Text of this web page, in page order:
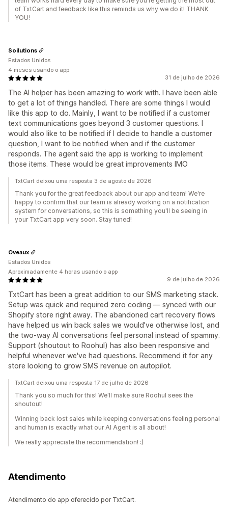
of TxtCart and feedback like this reminds us why we do it! THANK
YOU!
31 de julho de 2026
The AI helper has been amazing to work with. I have been able
to get a lot of things handled. There are some things I would
like this app to do. Mainly, I want to be notified if a customer
text communications goes beyond 3 customer questions. I
would also like to be notified if I decide to handle a customer
question, I want to be notified when and if the customer
responds. The agent said the app is working to implement
those items. These would be great improvements IMO
Soilutions
Estados Unidos
4 meses usando o app
TxtCart deixou uma resposta 3 de agosto de 2026
Thank you for the great feedback about our app and team! We're
happy to confirm that our team is already working on a notification
system for conversations, so this is something you'll be seeing in
your TxtCart app very soon. Stay tuned!
9 de julho de 2026
TxtCart has been a great addition to our SMS marketing stack.
Setup was quick and required zero coding — synced with our
Shopify store right away. The abandoned cart recovery flows
have helped us win back sales we would've otherwise lost, and
the two-way AI conversations feel personal instead of spammy.
Support (shoutout to Roohul) has also been responsive and
helpful whenever we've had questions. Recommend it for any
store looking to grow SMS revenue on autopilot.
Oveaux
Estados Unidos
Aproximadamente 4 horas usando o app
TxtCart deixou uma resposta 17 de julho de 2026
Thank you so much for this! We'll make sure Roohul sees the
shoutout!
Winning back lost sales while keeping conversations feeling personal
and human is exactly what our AI Agent is all about!
We really appreciate the recommendation! :)
Atendimento
Atendimento do app oferecido por TxtCart.